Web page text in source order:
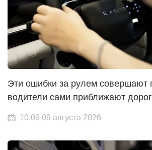
Эти ошибки за рулем совершают
водители сами приближают
10:09 09 августа 2026